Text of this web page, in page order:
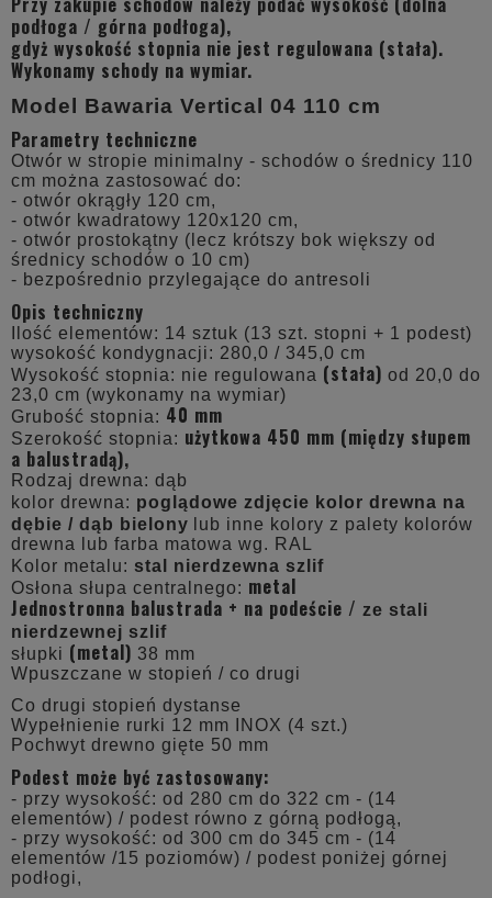
podłoga / górna podłoga),
gdyż wysokość stopnia nie jest regulowana (stała).
Wykonamy schody na wymiar.
Model Bawaria Vertical 04 110 cm
Parametry techniczne
Otwór w stropie minimalny - schodów o średnicy 110
cm można zastosować do:
- otwór okrągły 120 cm,
- otwór kwadratowy 120x120 cm,
- otwór prostokątny (lecz krótszy bok większy od
średnicy schodów o 10 cm)
- bezpośrednio przylegające do antresoli
Opis techniczny
Ilość elementów: 14 sztuk (13 szt. stopni + 1 podest)
wysokość kondygnacji: 280,0 / 345,0 cm
Wysokość stopnia: nie regulowana (stała) od 20,0 do
23,0 cm (wykonamy na wymiar)
Grubość stopnia: 40 mm
Szerokość stopnia: użytkowa 450 mm (między słupem
a balustradą),
Rodzaj drewna: dąb
kolor drewna: poglądowe zdjęcie kolor drewna na
dębie / dąb bielony
lub inne kolory z palety kolorów
drewna lub farba matowa wg. RAL
Kolor metalu: stal nierdzewna szlif
Osłona słupa centralnego: metal
Jednostronna balustrada + na podeście / ze stali
nierdzewnej szlif
słupki (metal) 38 mm
Wpuszczane w stopień / co drugi
Co drugi stopień dystanse
Wypełnienie rurki 12 mm INOX (4 szt.)
Pochwyt drewno gięte 50 mm
Podest może być zastosowany:
- przy wysokość: od 280 cm do 322 cm - (14
elementów) / podest równo z górną podłogą,
- przy wysokość: od 300 cm do 345 cm - (14
elementów /15 poziomów) / podest poniżej górnej
podłogi,